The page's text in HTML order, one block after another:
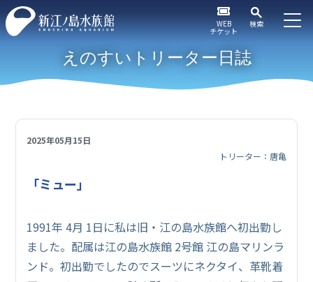
WEB
チケット
検索
えのすいトリーター日誌
2025年05月15日
トリーター：唐亀
「ミュー」
1991年 4月 1日に私は旧・江の島水族館へ初出勤し
ました。配属は江の島水族館 2号館 江の島マリンラ
ンド。初出勤でしたのでスーツにネクタイ、革靴着